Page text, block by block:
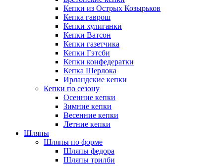
Кепки из Острых Козырьков
Кепка гаврош
Кепки хулиганки
Кепки Ватсон
Кепки газетчика
Кепки Гэтсби
Кепки конфедератки
Кепка Шерлока
Ирландские кепки
Кепки по сезону
Осенние кепки
Зимние кепки
Весенние кепки
Летние кепки
Шляпы
Шляпы по форме
Шляпы федора
Шляпы трилби